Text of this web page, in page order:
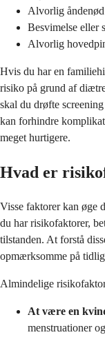
Alvorlig åndenød
Besvimelse eller
Alvorlig
Hvis du har en
risiko på grund af
skal du drøfte
kan forhindre
meget hurtigere.
Hvad er
Visse faktorer kan øge
du har risikofaktorer,
tilstanden. At forstå
opmærksomme på
Almindelige
At være en
menstruationer